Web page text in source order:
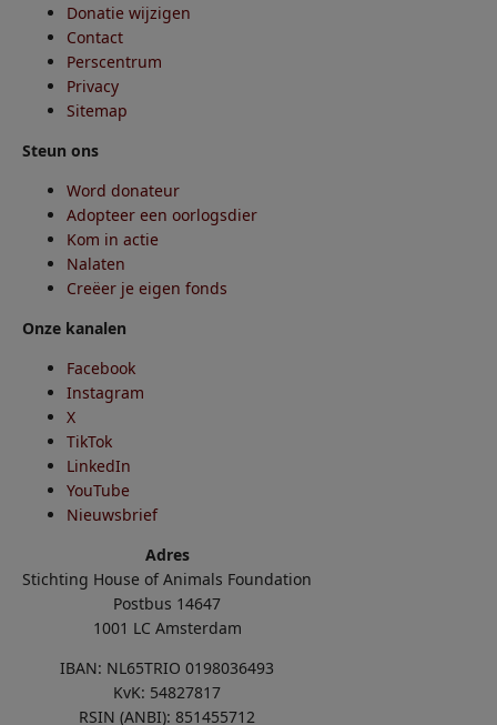
Donatie wijzigen
Contact
Perscentrum
Privacy
Sitemap
Steun ons
Word donateur
Adopteer een oorlogsdier
Kom in actie
Nalaten
Creëer je eigen fonds
Onze kanalen
Facebook
Instagram
X
TikTok
LinkedIn
YouTube
Nieuwsbrief
Adres
Stichting House of Animals Foundation
Postbus 14647
1001 LC Amsterdam
IBAN: NL65TRIO 0198036493
KvK: 54827817
RSIN (ANBI): 851455712